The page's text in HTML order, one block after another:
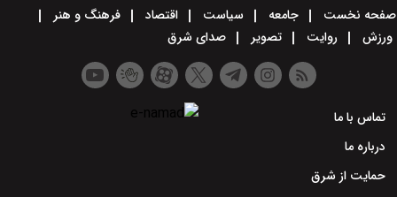
صفحه نخست جامعه سیاست اقتصاد
فرهنگ و هنر
ورزش
روایت تصویر صدای شرق
تماس با ما
درباره ما
حمایت از شرق